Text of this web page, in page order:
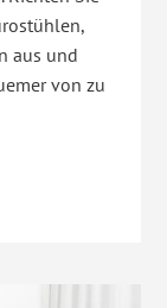
aus und
von zu